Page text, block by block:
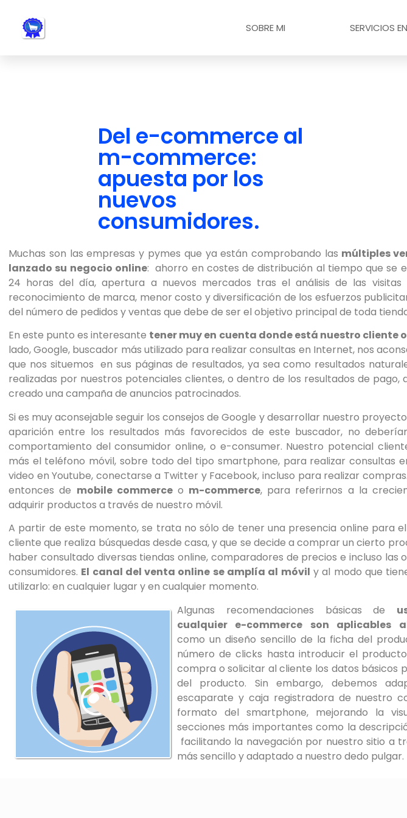
las
personas
con
discapacidad
visual
que
están
usando
un
lector
de
pantalla;
Presione
Control-
F10
para
abrir
menú
de
accesibilidad.
SOBRE MI SERVICIOS
Del e-commerce al
m-commerce:
apuesta por los
nuevos
consumidores.
Muchas son las empresas y pymes que ya están comprobando las múltiples
lanzado su negocio online: ahorro en costes de distribución al tiempo que se
24 horas del día, apertura a nuevos mercados tras el análisis de las
reconocimiento de marca, menor costo y diversificación de los esfuerzos
del número de pedidos y ventas que debe de ser el objetivo principal de toda
En este punto es interesante tener muy en cuenta donde está nuestro cliente o
lado, Google, buscador más utilizado para realizar consultas en Internet, nos
que nos situemos en sus páginas de resultados, ya sea como resultados
realizadas por nuestros potenciales clientes, o dentro de los resultados de pago,
creado una campaña de anuncios patrocinados.
Si es muy aconsejable seguir los consejos de Google y desarrollar nuestro
aparición entre los resultados más favorecidos de este buscador, no
comportamiento del consumidor online, o e-consumer. Nuestro potencial
más el teléfono móvil, sobre todo del tipo smartphone, para realizar consultas
video en Youtube, conectarse a Twitter y Facebook, incluso para realizar
entonces de mobile commerce o m-commerce, para referirnos a la
adquirir productos a través de nuestro móvil.
A partir de este momento, se trata no sólo de tener una presencia online para
cliente que realiza búsquedas desde casa, y que se decide a comprar un cierto
haber consultado diversas tiendas online, comparadores de precios e incluso las
consumidores. El canal del venta online se amplía al móvil y al modo que
utilizarlo: en cualquier lugar y en cualquier momento.
Algunas recomendaciones básicas de
cualquier e-commerce son aplicables
como un diseño sencillo de la ficha del
número de clicks hasta introducir el
compra o solicitar al cliente los datos básicos
del producto. Sin embargo, debemos
escaparate y caja registradora de nuestro
formato del smartphone, mejorando la
secciones más importantes como la
facilitando la navegación por nuestro sitio a
más sencillo y adaptado a nuestro dedo pulgar.